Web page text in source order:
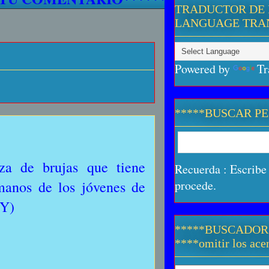
de brujas que tiene
de los jóvenes de
TRADUCTOR
LANGUAGE
Powered by
*****BUSCAR
Recuerda :
procede.
****omitir los